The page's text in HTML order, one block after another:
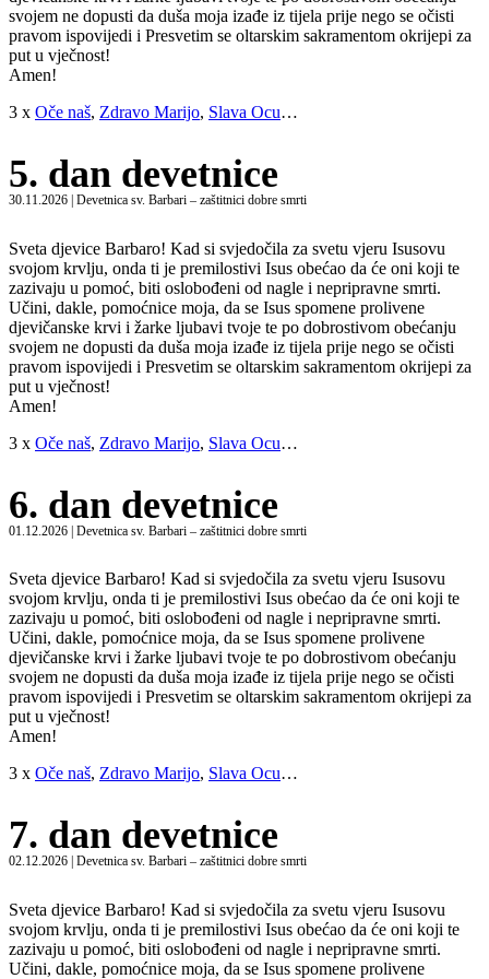
svojem ne dopusti da duša moja izađe iz tijela prije nego se očisti
pravom ispovijedi i Presvetim se oltarskim sakramentom okrijepi za
put u vječnost!
Amen!
3 x Oče naš, Zdravo Marijo, Slava Ocu…
5. dan devetnice
30.11.2026 | Devetnica sv. Barbari – zaštitnici dobre smrti
Sveta djevice Barbaro! Kad si svjedočila za svetu vjeru Isusovu
svojom krvlju, onda ti je premilostivi Isus obećao da će oni koji te
zazivaju u pomoć, biti oslobođeni od nagle i nepripravne smrti.
Učini, dakle, pomoćnice moja, da se Isus spomene prolivene
djevičanske krvi i žarke ljubavi tvoje te po dobrostivom obećanju
svojem ne dopusti da duša moja izađe iz tijela prije nego se očisti
pravom ispovijedi i Presvetim se oltarskim sakramentom okrijepi za
put u vječnost!
Amen!
3 x Oče naš, Zdravo Marijo, Slava Ocu…
6. dan devetnice
01.12.2026 | Devetnica sv. Barbari – zaštitnici dobre smrti
Sveta djevice Barbaro! Kad si svjedočila za svetu vjeru Isusovu
svojom krvlju, onda ti je premilostivi Isus obećao da će oni koji te
zazivaju u pomoć, biti oslobođeni od nagle i nepripravne smrti.
Učini, dakle, pomoćnice moja, da se Isus spomene prolivene
djevičanske krvi i žarke ljubavi tvoje te po dobrostivom obećanju
svojem ne dopusti da duša moja izađe iz tijela prije nego se očisti
pravom ispovijedi i Presvetim se oltarskim sakramentom okrijepi za
put u vječnost!
Amen!
3 x Oče naš, Zdravo Marijo, Slava Ocu…
7. dan devetnice
02.12.2026 | Devetnica sv. Barbari – zaštitnici dobre smrti
Sveta djevice Barbaro! Kad si svjedočila za svetu vjeru Isusovu
svojom krvlju, onda ti je premilostivi Isus obećao da će oni koji te
zazivaju u pomoć, biti oslobođeni od nagle i nepripravne smrti.
Učini, dakle, pomoćnice moja, da se Isus spomene prolivene